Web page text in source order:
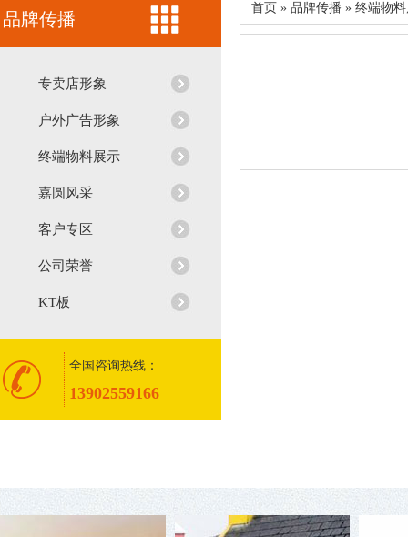
品牌传播
专卖店形象
户外广告形象
终端物料展示
嘉圆风采
客户专区
公司荣誉
KT板
全国咨询热线：
13902559166
首页 » 品牌传播 » 终端物